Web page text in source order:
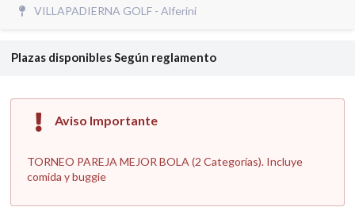
VILLAPADIERNA GOLF - Alferini
Plazas disponiblesSegún reglamento
Aviso Importante
TORNEO PAREJA MEJOR BOLA (2 Categorías). Incluye
comida y buggie